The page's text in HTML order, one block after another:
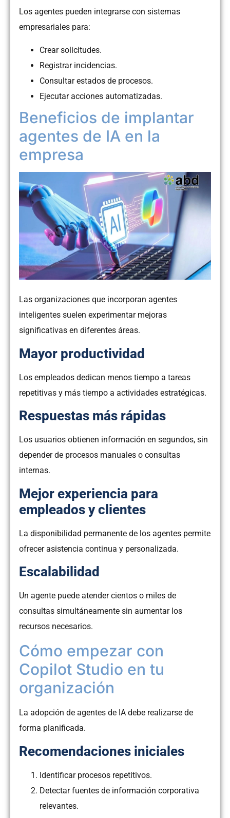
Los agentes pueden integrarse con sistemas
empresariales para:
Crear solicitudes.
Registrar incidencias.
Consultar estados de procesos.
Ejecutar acciones automatizadas.
Beneficios de implantar
agentes de IA en la
empresa
Las organizaciones que incorporan agentes
inteligentes suelen experimentar mejoras
significativas en diferentes áreas.
Mayor productividad
Los empleados dedican menos tiempo a tareas
repetitivas y más tiempo a actividades estratégicas.
Respuestas más rápidas
Los usuarios obtienen información en segundos, sin
depender de procesos manuales o consultas
internas.
Mejor experiencia para
empleados y clientes
La disponibilidad permanente de los agentes permite
ofrecer asistencia continua y personalizada.
Escalabilidad
Un agente puede atender cientos o miles de
consultas simultáneamente sin aumentar los
recursos necesarios.
Cómo empezar con
Copilot Studio en tu
organización
La adopción de agentes de IA debe realizarse de
forma planificada.
Recomendaciones iniciales
Identificar procesos repetitivos.
Detectar fuentes de información corporativa
relevantes.